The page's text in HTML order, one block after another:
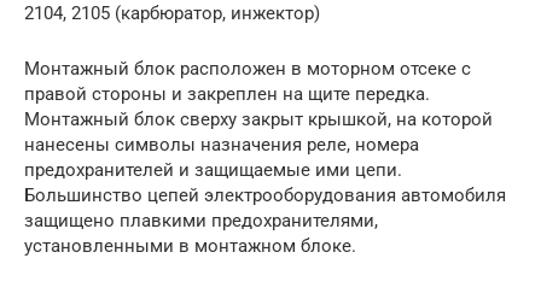
2104, 2105 (карбюратор, инжектор)
Монтажный блок расположен в моторном отсеке с
правой стороны и закреплен на щите передка.
Монтажный блок сверху закрыт крышкой, на которой
нанесены символы назначения реле, номера
предохранителей и защищаемые ими цепи.
Большинство цепей электрооборудования автомобиля
защищено плавкими предохранителями,
установленными в монтажном блоке.